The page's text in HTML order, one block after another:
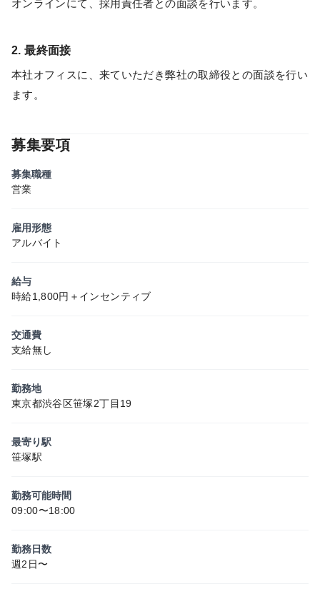
オンラインにて、採用責任者との面談を行います。
2. 最終面接
本社オフィスに、来ていただき弊社の取締役との面談を行い
ます。
募集要項
募集職種
営業
雇用形態
アルバイト
給与
時給1,800円＋インセンティブ
交通費
支給無し
勤務地
東京都渋谷区笹塚2丁目19
最寄り駅
笹塚駅
勤務可能時間
09:00〜18:00
勤務日数
週2日〜